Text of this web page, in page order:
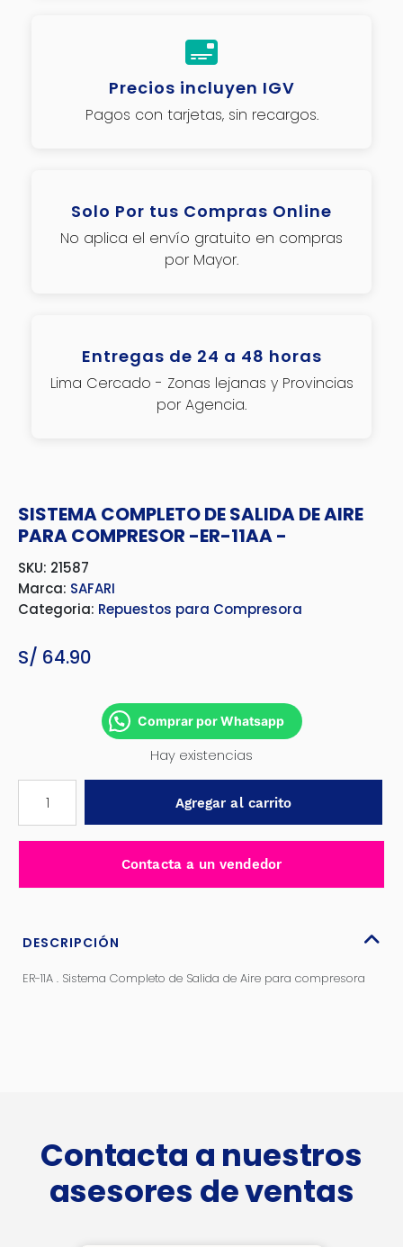
Precios incluyen IGV
Pagos con tarjetas, sin recargos.
Solo Por tus Compras Online
No aplica el envío gratuito en compras
por Mayor.
Entregas de 24 a 48 horas
Lima Cercado - Zonas lejanas y Provincias
por Agencia.
SISTEMA COMPLETO DE SALIDA DE AIRE
PARA COMPRESOR -ER-11AA -
SKU: 21587
Marca: SAFARI
Categoria: Repuestos para Compresora
S/ 64.90
Comprar por Whatsapp
Hay existencias
COMPLETO
DE
COMPRESOR
ER-
Agregar al carrito
Contacta a un vendedor
DESCRIPCIÓN
ER-11A . Sistema Completo de Salida de Aire para compresora
Contacta a nuestros
asesores de ventas